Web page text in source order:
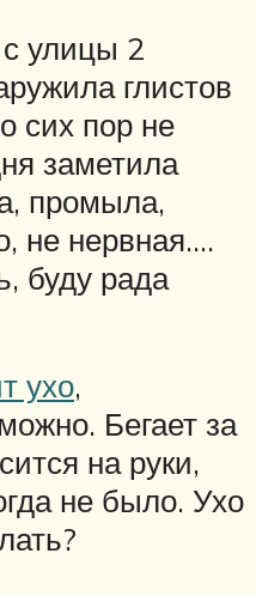
улицы 2
глистов
сих пор не
заметила
промыла,
не нервная….
буду рада
ухо,
Бегает за
на руки,
не было. Ухо